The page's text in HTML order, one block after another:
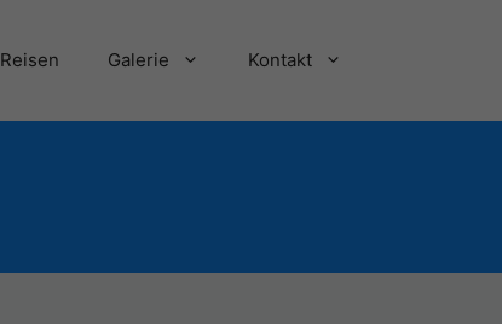
Reisen Galerie Kontakt